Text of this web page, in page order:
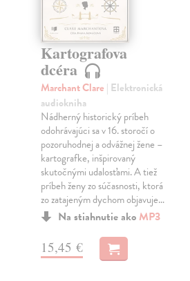
Kartografova
dcéra
Marchant Clare | Elektronická
audiokniha
Nádherný historický príbeh
odohrávajúci sa v 16. storočí o
pozoruhodnej a odvážnej žene –
kartografke, inšpirovaný
skutočnými udalosťami. A tiež
príbeh ženy zo súčasnosti, ktorá
zo zatajeným dychom objavuje…
Na stiahnutie ako MP3
15,45 €